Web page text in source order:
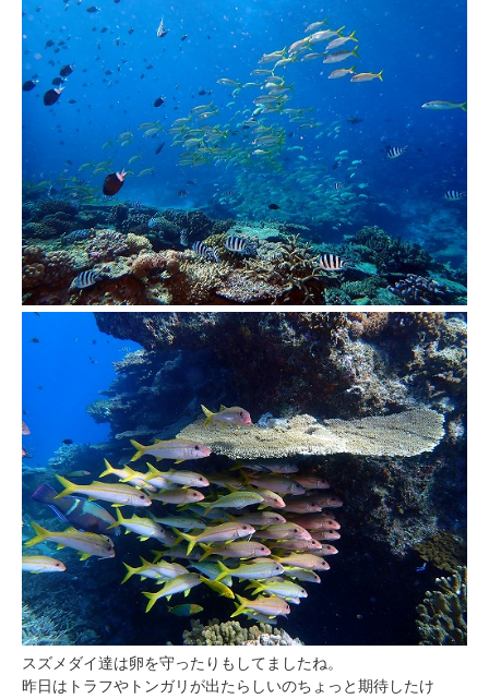
スズメダイ達は卵を守ったりもしてましたね。
昨日はトラフやトンガリが出たらしいのちょっと期待したけ